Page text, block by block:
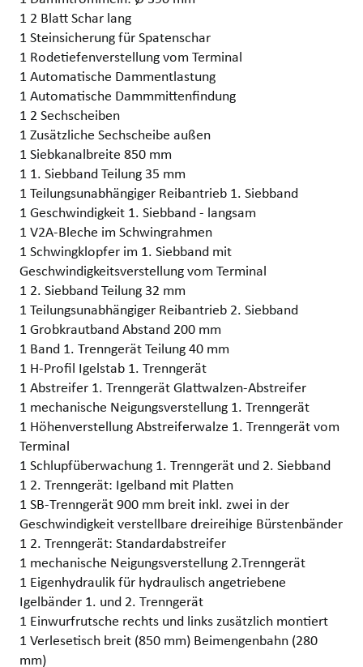
1 2 Blatt Schar lang
1 Steinsicherung für Spatenschar
1 Rodetiefenverstellung vom Terminal
1 Automatische Dammentlastung
1 Automatische Dammmittenfindung
1 2 Sechscheiben
1 Zusätzliche Sechscheibe außen
1 Siebkanalbreite 850 mm
1 1. Siebband Teilung 35 mm
1 Teilungsunabhängiger Reibantrieb 1. Siebband
1 Geschwindigkeit 1. Siebband - langsam
1 V2A-Bleche im Schwingrahmen
1 Schwingklopfer im 1. Siebband mit
Geschwindigkeitsverstellung vom Terminal
1 2. Siebband Teilung 32 mm
1 Teilungsunabhängiger Reibantrieb 2. Siebband
1 Grobkrautband Abstand 200 mm
1 Band 1. Trenngerät Teilung 40 mm
1 H-Profil Igelstab 1. Trenngerät
1 Abstreifer 1. Trenngerät Glattwalzen-Abstreifer
1 mechanische Neigungsverstellung 1. Trenngerät
1 Höhenverstellung Abstreiferwalze 1. Trenngerät vom
Terminal
1 Schlupfüberwachung 1. Trenngerät und 2. Siebband
1 2. Trenngerät: Igelband mit Platten
1 SB-Trenngerät 900 mm breit inkl. zwei in der
Geschwindigkeit verstellbare dreireihige Bürstenbänder
1 2. Trenngerät: Standardabstreifer
1 mechanische Neigungsverstellung 2.Trenngerät
1 Eigenhydraulik für hydraulisch angetriebene
Igelbänder 1. und 2. Trenngerät
1 Einwurfrutsche rechts und links zusätzlich montiert
1 Verlesetisch breit (850 mm) Beimengenbahn (280
mm)